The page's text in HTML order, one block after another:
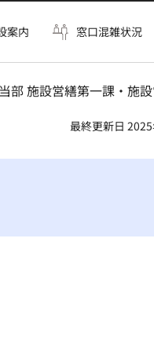
案内 窓口混雑状況
部 施設営繕第一課・施
最終更新日